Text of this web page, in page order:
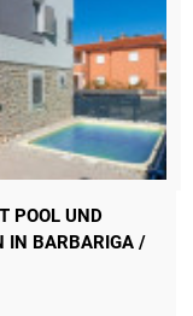
POOL UND
IN BARBARIGA /